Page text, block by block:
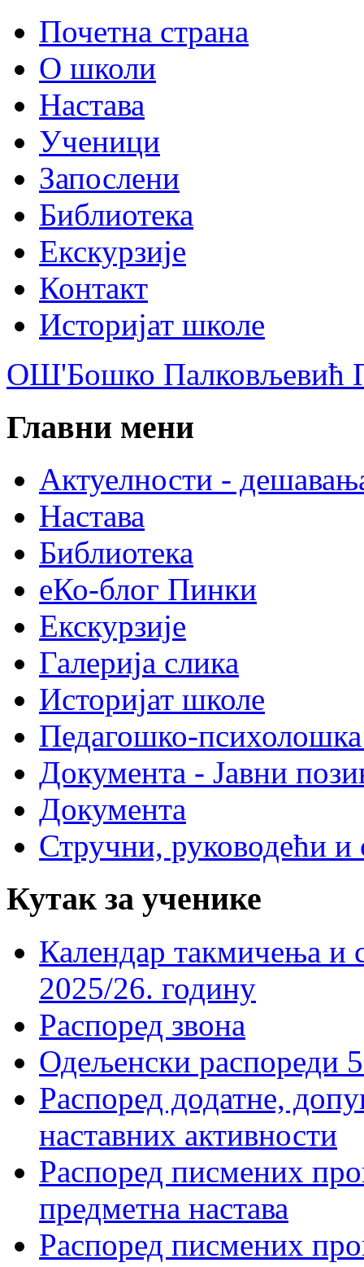
Почетна страна
О школи
Настава
Ученици
Запослени
Библиотека
Екскурзије
Контакт
Историјат школе
ОШ'Бошко Палковљевић
Главни мени
Актуелности -
Настава
Библиотека
еКо-блог Пинки
Екскурзије
Галерија слика
Историјат школе
Педагошко-психолошка
Документа - Јавни
Документа
Стручни, руководећи и
Кутак за ученике
Календар такмичења
2025/26. годину
Распоред звона
Одељенски распореди
Распоред додатне,
наставних активности
Распоред писмених
предметна настава
Распоред писмених